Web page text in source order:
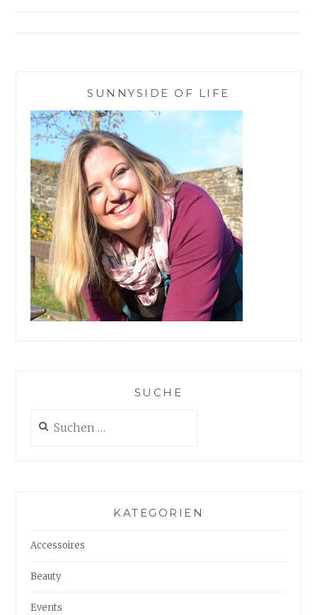
SUNNYSIDE OF LIFE
SUCHE
nach:
KATEGORIEN
Accessoires
Beauty
Events